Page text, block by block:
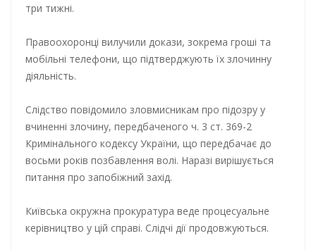
три тижні.
Правоохоронці вилучили докази, зокрема гроші та
мобільні телефони, що підтверджують їх злочинну
діяльність.
Слідство повідомило зловмисникам про підозру у
вчиненні злочину, передбаченого ч. 3 ст. 369-2
Кримінального кодексу України, що передбачає до
восьми років позбавлення волі. Наразі вирішується
питання про запобіжний захід.
Київська окружна прокуратура веде процесуальне
керівництво у цій справі. Слідчі дії продовжуються.